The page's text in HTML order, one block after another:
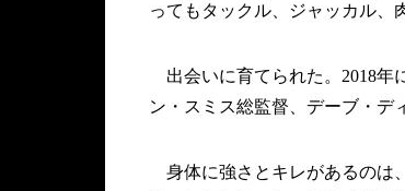
ってもタックル、ジャッカル、
出会いに育てられた。2018年
ン・スミス総監督、デーブ・デ
身体に強さとキレがあるのは